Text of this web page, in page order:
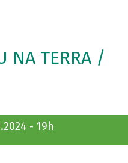
NA TERRA /
- 19h